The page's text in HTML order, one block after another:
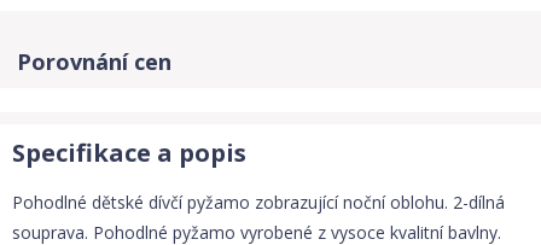
Porovnání cen
Specifikace a popis
Pohodlné dětské dívčí pyžamo zobrazující noční oblohu. 2-dílná
souprava. Pohodlné pyžamo vyrobené z vysoce kvalitní bavlny.